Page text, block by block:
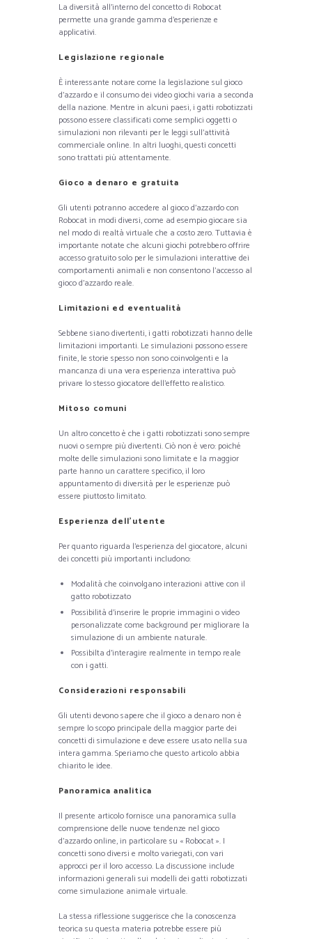
La diversità all’interno del concetto di Robocat
permette una grande gamma d’esperienze e
applicativi.
Legislazione regionale
È interessante notare come la legislazione sul gioco
d’azzardo e il consumo dei video giochi varia a seconda
della nazione. Mentre in alcuni paesi, i gatti robotizzati
possono essere classificati come semplici oggetti o
simulazioni non rilevanti per le leggi sull’attività
commerciale online. In altri luoghi, questi concetti
sono trattati più attentamente.
Gioco a denaro e gratuita
Gli utenti potranno accedere al gioco d’azzardo con
Robocat in modi diversi, come ad esempio giocare sia
nel modo di realtà virtuale che a costo zero. Tuttavia è
importante notate che alcuni giochi potrebbero offrire
accesso gratuito solo per le simulazioni interattive dei
comportamenti animali e non consentono l’accesso al
gioco d’azzardo reale.
Limitazioni ed eventualità
Sebbene siano divertenti, i gatti robotizzati hanno delle
limitazioni importanti. Le simulazioni possono essere
finite, le storie spesso non sono coinvolgenti e la
mancanza di una vera esperienza interattiva può
privare lo stesso giocatore dell’effetto realistico.
Mitoso comuni
Un altro concetto è che i gatti robotizzati sono sempre
nuovi o sempre più divertenti. Ciò non è vero: poiché
molte delle simulazioni sono limitate e la maggior
parte hanno un carattere specifico, il loro
appuntamento di diversità per le esperienze può
essere piuttosto limitato.
Esperienza dell’utente
Per quanto riguarda l’esperienza del giocatore, alcuni
dei concetti più importanti includono:
Modalità che coinvolgano interazioni attive con il
gatto robotizzato
Possibilità d’inserire le proprie immagini o video
personalizzate come background per migliorare la
simulazione di un ambiente naturale.
Possibilta d’interagire realmente in tempo reale
con i gatti.
Considerazioni responsabili
Gli utenti devono sapere che il gioco a denaro non è
sempre lo scopo principale della maggior parte dei
concetti di simulazione e deve essere usato nella sua
intera gamma. Speriamo che questo articolo abbia
chiarito le idee.
Panoramica analitica
Il presente articolo fornisce una panoramica sulla
comprensione delle nuove tendenze nel gioco
d’azzardo online, in particolare su « Robocat ». I
concetti sono diversi e molto variegati, con vari
approcci per il loro accesso. La discussione include
informazioni generali sui modelli dei gatti robotizzati
come simulazione animale virtuale.
La stessa riflessione suggerisce che la conoscenza
teorica su questa materia potrebbe essere più